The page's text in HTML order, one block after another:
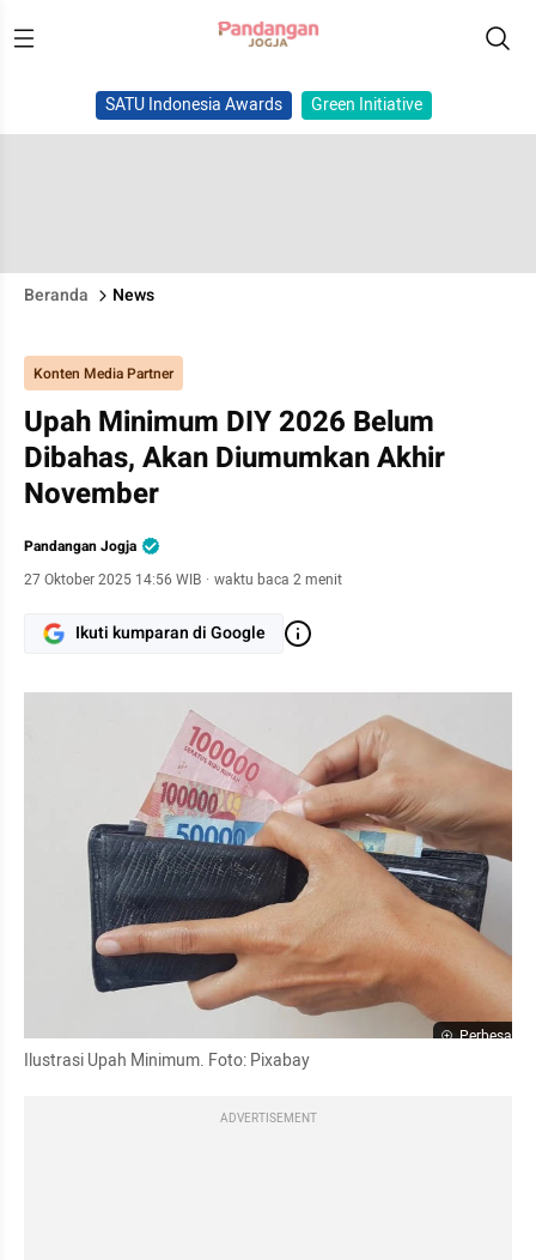
SATU Indonesia Awards Green Initiative
Beranda News
Konten Media Partner
Upah Minimum DIY 2026 Belum
Dibahas, Akan Diumumkan Akhir
November
Pandangan Jogja
27 Oktober 2025 14:56 WIB · waktu baca 2 menit
Ikuti kumparan di Google
Perbesar
Ilustrasi Upah Minimum. Foto: Pixabay
ADVERTISEMENT